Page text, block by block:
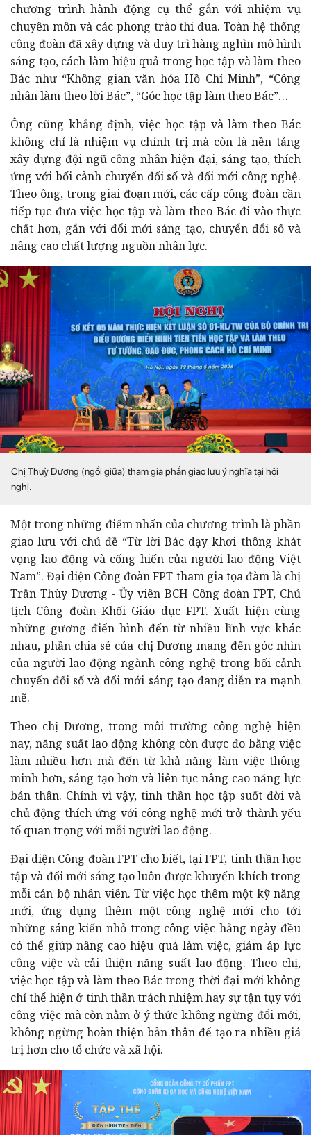
chương trình hành động cụ thể gắn với nhiệm vụ
chuyên môn và các phong trào thi đua. Toàn hệ thống
công đoàn đã xây dựng và duy trì hàng nghìn mô hình
sáng tạo, cách làm hiệu quả trong học tập và làm theo
Bác như “Không gian văn hóa Hồ Chí Minh”, “Công
nhân làm theo lời Bác”, “Góc học tập làm theo Bác”…
Ông cũng khẳng định, việc học tập và làm theo Bác
không chỉ là nhiệm vụ chính trị mà còn là nền tảng
xây dựng đội ngũ công nhân hiện đại, sáng tạo, thích
ứng với bối cảnh chuyển đổi số và đổi mới công nghệ.
Theo ông, trong giai đoạn mới, các cấp công đoàn cần
tiếp tục đưa việc học tập và làm theo Bác đi vào thực
chất hơn, gắn với đổi mới sáng tạo, chuyển đổi số và
nâng cao chất lượng nguồn nhân lực.
Chị Thuỳ Dương (ngồi giữa) tham gia phần giao lưu ý nghĩa tại hội
nghị.
Một trong những điểm nhấn của chương trình là phần
giao lưu với chủ đề “Từ lời Bác dạy khơi thông khát
vọng lao động và cống hiến của người lao động Việt
Nam”. Đại diện Công đoàn FPT tham gia tọa đàm là chị
Trần Thùy Dương - Ủy viên BCH Công đoàn FPT, Chủ
tịch Công đoàn Khối Giáo dục FPT. Xuất hiện cùng
những gương điển hình đến từ nhiều lĩnh vực khác
nhau, phần chia sẻ của chị Dương mang đến góc nhìn
của người lao động ngành công nghệ trong bối cảnh
chuyển đổi số và đổi mới sáng tạo đang diễn ra mạnh
mẽ.
Theo chị Dương, trong môi trường công nghệ hiện
nay, năng suất lao động không còn được đo bằng việc
làm nhiều hơn mà đến từ khả năng làm việc thông
minh hơn, sáng tạo hơn và liên tục nâng cao năng lực
bản thân. Chính vì vậy, tinh thần học tập suốt đời và
chủ động thích ứng với công nghệ mới trở thành yếu
tố quan trọng với mỗi người lao động.
Đại diện Công đoàn FPT cho biết, tại FPT, tinh thần học
tập và đổi mới sáng tạo luôn được khuyến khích trong
mỗi cán bộ nhân viên. Từ việc học thêm một kỹ năng
mới, ứng dụng thêm một công nghệ mới cho tới
những sáng kiến nhỏ trong công việc hằng ngày đều
có thể giúp nâng cao hiệu quả làm việc, giảm áp lực
công việc và cải thiện năng suất lao động. Theo chị,
việc học tập và làm theo Bác trong thời đại mới không
chỉ thể hiện ở tinh thần trách nhiệm hay sự tận tụy với
công việc mà còn nằm ở ý thức không ngừng đổi mới,
không ngừng hoàn thiện bản thân để tạo ra nhiều giá
trị hơn cho tổ chức và xã hội.